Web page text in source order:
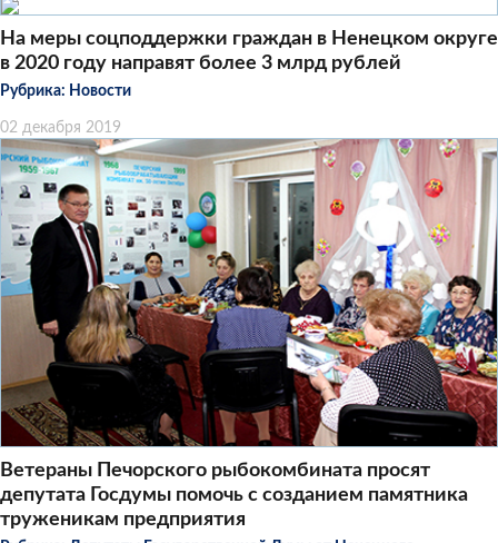
На меры соцподдержки граждан в Ненецком округе
в 2020 году направят более 3 млрд рублей
Рубрика: Новости
02 декабря 2019
Ветераны Печорского рыбокомбината просят
депутата Госдумы помочь с созданием памятника
труженикам предприятия